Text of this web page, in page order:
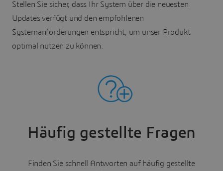
Stellen Sie sicher, dass Ihr System über die neuesten
Updates verfügt und den empfohlenen
Systemanforderungen entspricht, um unser Produkt
optimal nutzen zu können.
Häufig gestellte Fragen
Finden Sie schnell Antworten auf häufig gestellte